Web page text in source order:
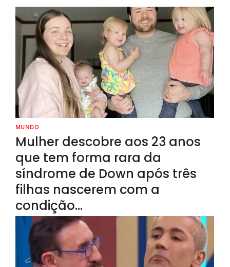
MUNDO
Mulher descobre aos 23 anos
que tem forma rara da
síndrome de Down após três
filhas nascerem com a
condição…